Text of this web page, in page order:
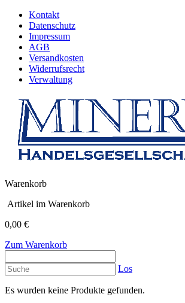
Kontakt
Datenschutz
Impressum
AGB
Versandkosten
Widerrufsrecht
Verwaltung
Warenkorb
Artikel im Warenkorb
0,00 €
Zum Warenkorb
Los
Es wurden keine Produkte gefunden.